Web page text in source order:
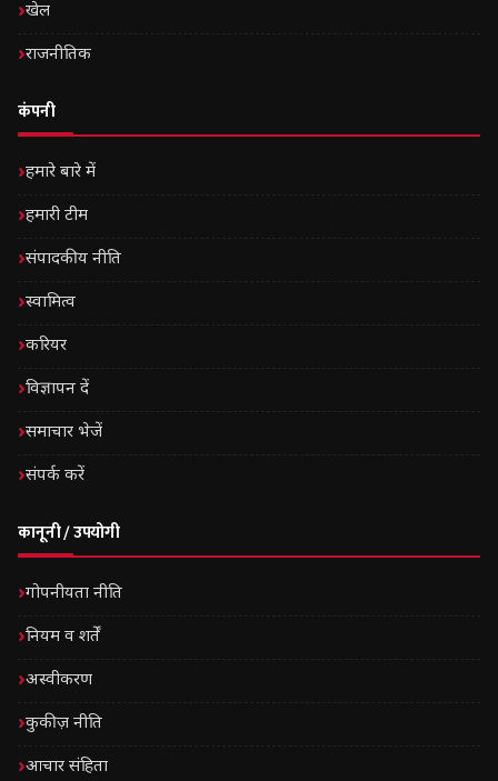
खेल
राजनीतिक
कंपनी
हमारे बारे में
हमारी टीम
संपादकीय नीति
स्वामित्व
करियर
विज्ञापन दें
समाचार भेजें
संपर्क करें
कानूनी / उपयोगी
गोपनीयता नीति
नियम व शर्तें
अस्वीकरण
कुकीज़ नीति
आचार संहिता